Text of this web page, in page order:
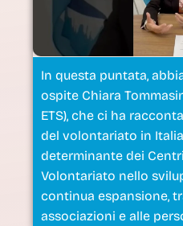
In questa puntata,
ospite Chiara
ETS), che ci ha
del volontariato in
determinante dei
Volontariato nello
continua espansione,
associazioni e alle